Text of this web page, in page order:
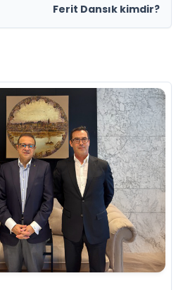
Ferit Dansık kimdir?